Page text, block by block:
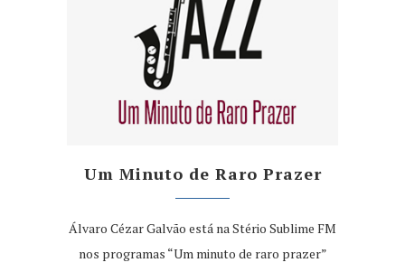
Um Minuto de Raro Prazer
Álvaro Cézar Galvão está na Stério Sublime FM
nos programas “Um minuto de raro prazer”